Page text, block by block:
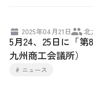
2025年04月21日 北
5月24、25日に「
九州商工会議所）
# ニュース